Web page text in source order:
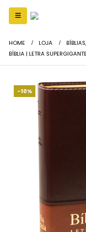
HOME LOJA BÍBLIAS,
BÍBLIA | LETRA
-10%